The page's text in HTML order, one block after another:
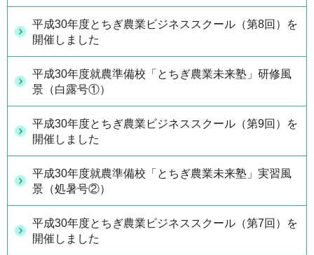
平成30年度とちぎ農業ビジネススクール（第8回）を
開催しました
平成30年度就農準備校「とちぎ農業未来塾」研修風
景（白露号①）
平成30年度とちぎ農業ビジネススクール（第9回）を
開催しました
平成30年度就農準備校「とちぎ農業未来塾」実習風
景（処暑号②）
平成30年度とちぎ農業ビジネススクール（第7回）を
開催しました